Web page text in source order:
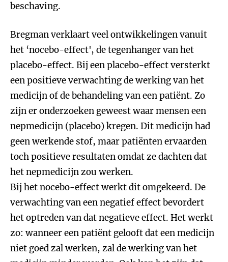
beschaving.
Bregman verklaart veel ontwikkelingen vanuit
het ‘nocebo-effect', de tegenhanger van het
placebo-effect. Bij een placebo-effect versterkt
een positieve verwachting de werking van het
medicijn of de behandeling van een patiënt. Zo
zijn er onderzoeken geweest waar mensen een
nepmedicijn (placebo) kregen. Dit medicijn had
geen werkende stof, maar patiënten ervaarden
toch positieve resultaten omdat ze dachten dat
het nepmedicijn zou werken.
Bij het nocebo-effect werkt dit omgekeerd. De
verwachting van een negatief effect bevordert
het optreden van dat negatieve effect. Het werkt
zo: wanneer een patiënt gelooft dat een medicijn
niet goed zal werken, zal de werking van het